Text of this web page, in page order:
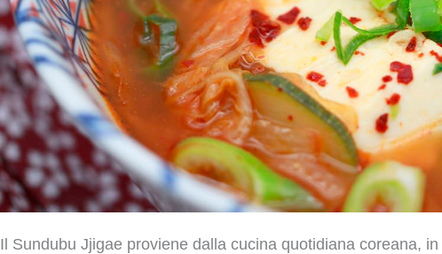
Il Sundubu Jjigae proviene dalla cucina quotidiana coreana,